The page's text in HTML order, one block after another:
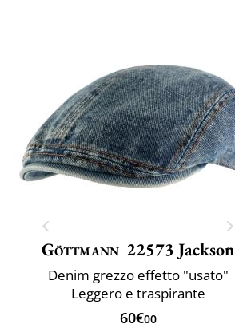
Göttmann 22573 Jackson
Denim grezzo effetto "usato"
Leggero e traspirante
60€00